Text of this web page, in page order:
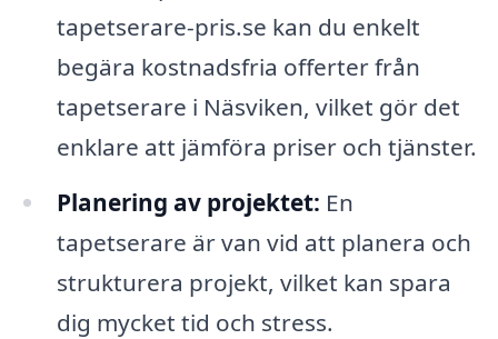
tapetserare-pris.se kan du enkelt
begära kostnadsfria offerter från
tapetserare i Näsviken, vilket gör det
enklare att jämföra priser och tjänster.
Planering av projektet: En
tapetserare är van vid att planera och
strukturera projekt, vilket kan spara
dig mycket tid och stress.